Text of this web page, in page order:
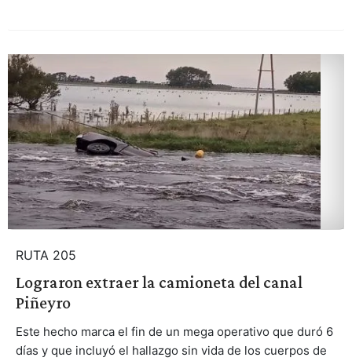
RUTA 205
Lograron extraer la camioneta del canal
Piñeyro
Este hecho marca el fin de un mega operativo que duró 6
días y que incluyó el hallazgo sin vida de los cuerpos de